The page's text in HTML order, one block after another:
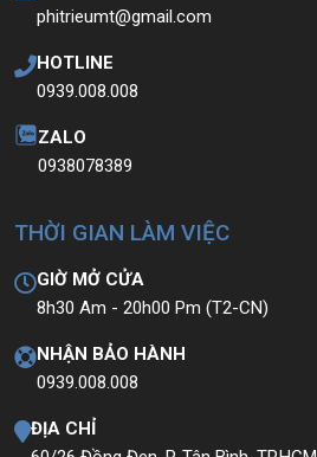
phitrieumt@gmail.com
HOTLINE
0939.008.008
ZALO
0938078389
THỜI GIAN LÀM VIỆC
GIỜ MỞ CỬA
8h30 Am - 20h00 Pm (T2-CN)
NHẬN BẢO HÀNH
0939.008.008
ĐỊA CHỈ